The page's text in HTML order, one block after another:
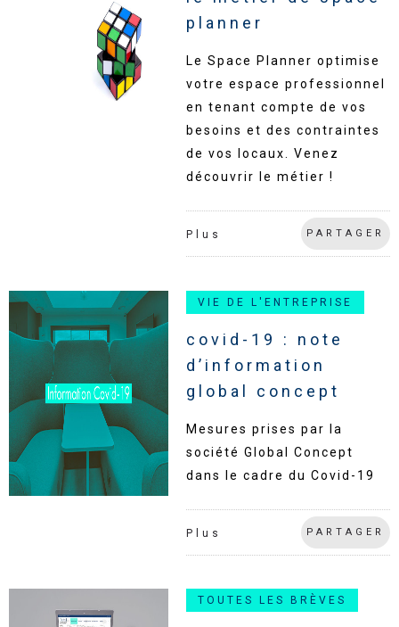
planner
Le Space Planner optimise
votre espace professionnel
en tenant compte de vos
besoins et des contraintes
de vos locaux. Venez
découvrir le métier !
Plus PARTAGER
VIE DE L'ENTREPRISE
covid-19 : note
d’information
global concept
Mesures prises par la
société Global Concept
dans le cadre du Covid-19
Plus PARTAGER
TOUTES LES BRÈVES